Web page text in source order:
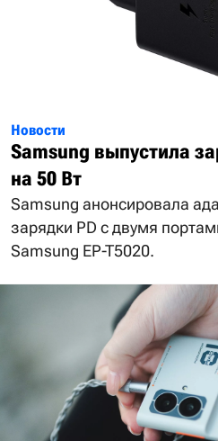
Новости
Samsung выпустила
на 50 Вт
Samsung анонсировала
зарядки PD с двумя
Samsung EP-T5020.